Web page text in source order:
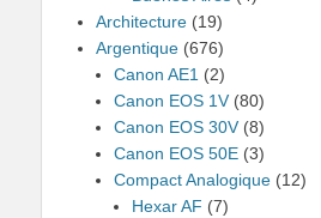
Architecture (19)
Argentique (676)
Canon AE1 (2)
Canon EOS 1V (80)
Canon EOS 30V (8)
Canon EOS 50E (3)
Compact Analogique (12)
Hexar AF (7)